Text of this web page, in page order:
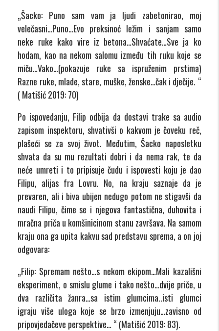
„Šacko: Puno sam vam ja ljudi zabetonirao, moj
velečasni…Puno…Evo preksinoć ležim i sanjam samo
neke ruke kako vire iz betona…Shvaćate…Sve ja ko
hodam, kao na nekom salomu između tih ruku koje se
miču…Vako…(pokazuje ruke sa ispruženim prstima)
Razne ruke, mlade, stare, muške, ženske…čak i dječije. “
( Matišić 2019: 70)
Po ispovedanju, Filip odbija da dostavi trake sa audio
zapisom inspektoru, shvativši o kakvom je čoveku reč,
plašeći se za svoj život. Međutim, Šacko naposletku
shvata da su mu rezultati dobri i da nema rak, te da
neće umreti i to pripisuje čudu i ispovesti koju je dao
Filipu, alijas fra Lovru. No, na kraju saznaje da je
prevaren, ali i biva ubijen nedugo potom ne stigavši da
naudi Filipu, čime se i njegova fantastična, duhovita i
mračna priča u komšinicinom stanu završava. Na samom
kraju ona ga upita kakvu sad predstavu sprema, a on joj
odgovara:
„Filip: Spremam nešto…s nekom ekipom…Mali kazališni
eksperiment, o smislu glume i tako nešto…dvije priče, u
dva različita žanra…sa istim glumcima..isti glumci
igraju više uloga koje se brzo izmenjuju…zavisno od
pripovjedačeve perspektive… “ (Matišić 2019: 83).